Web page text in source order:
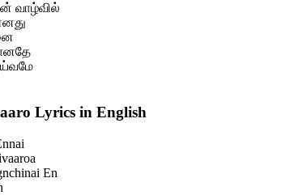
வாழ்வில்
Lyrics in English
En